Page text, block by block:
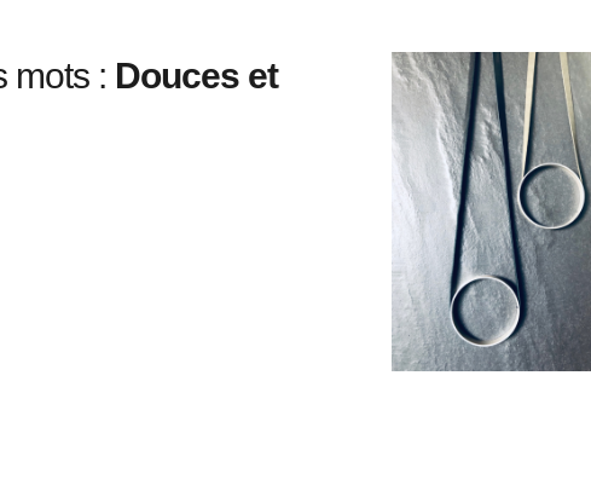
mots : Douces et